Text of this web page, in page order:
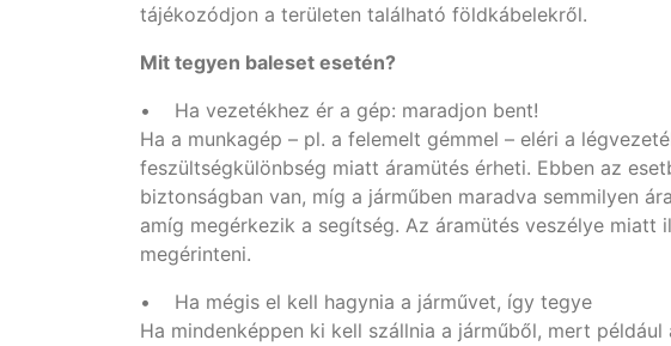
tájékozódjon a területen található földkábelekről.
Mit tegyen baleset esetén?
• Ha vezetékhez ér a gép: maradjon bent!
Ha a munkagép – pl. a felemelt gémmel – eléri a
feszültségkülönbség miatt áramütés érheti. Ebben az
biztonságban van, míg a járműben maradva semmilyen
amíg megérkezik a segítség. Az áramütés veszélye
megérinteni.
• Ha mégis el kell hagynia a járművet, így tegye
Ha mindenképpen ki kell szállnia a járműből, mert